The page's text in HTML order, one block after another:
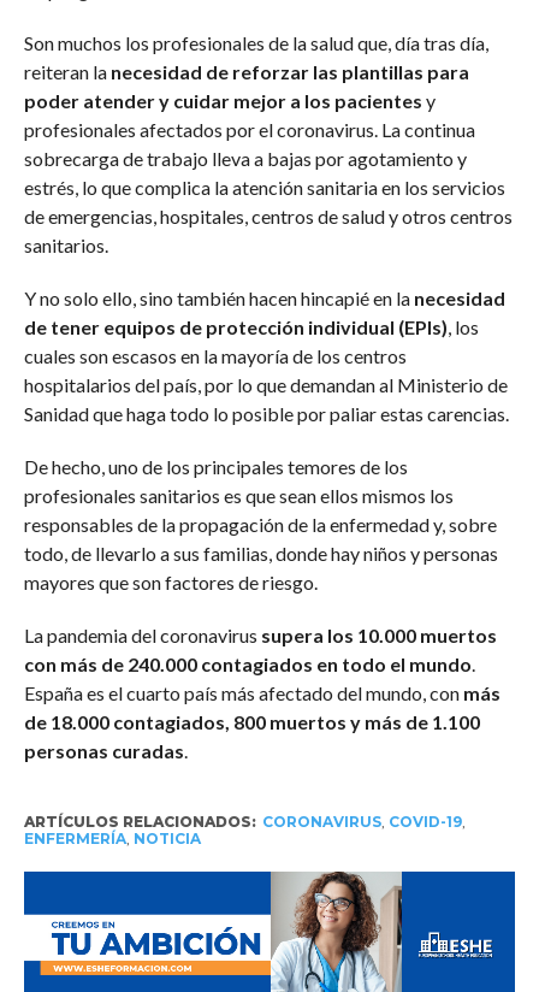
Son muchos los profesionales de la salud que, día tras día,
reiteran la necesidad de reforzar las plantillas para
poder atender y cuidar mejor a los pacientes y
profesionales afectados por el coronavirus. La continua
sobrecarga de trabajo lleva a bajas por agotamiento y
estrés, lo que complica la atención sanitaria en los servicios
de emergencias, hospitales, centros de salud y otros centros
sanitarios.
Y no solo ello, sino también hacen hincapié en lanecesidad
de tener equipos de protección individual (EPIs) , los
cuales son escasos en la mayoría de los centros
hospitalarios del país, por lo que demandan al Ministerio de
Sanidad que haga todo lo posible por paliar estas carencias.
De hecho, uno de los principales temores de los
profesionales sanitarios es que sean ellos mismos los
responsables de la propagación de la enfermedad y, sobre
todo, de llevarlo a sus familias, donde hay niños y personas
mayores que son factores de riesgo.
La pandemia del coronavirus supera los 10.000 muertos
con más de 240.000 contagiados en todo el mundo
España es el cuarto país más afectado del mundo, con más
de 18.000 contagiados, 800 muertos y más de 1.100
personas curadas
ARTÍCULOS RELACIONADOS: CORONAVIRUS, COVID-19,
ENFERMERÍA, NOTICIA